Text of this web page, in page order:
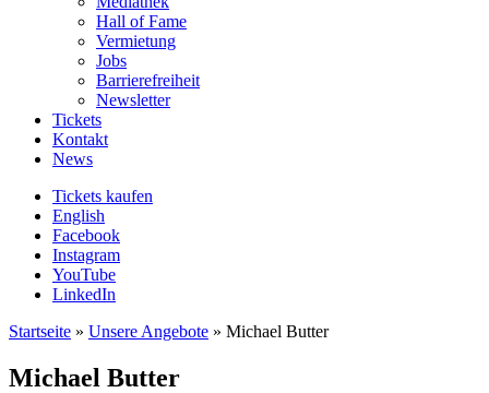
Hall of Fame
Vermietung
Jobs
Barrierefreiheit
Newsletter
Tickets
Kontakt
News
Tickets kaufen
English
Facebook
Instagram
YouTube
LinkedIn
Startseite » Unsere Angebote » Michael Butter
Michael Butter